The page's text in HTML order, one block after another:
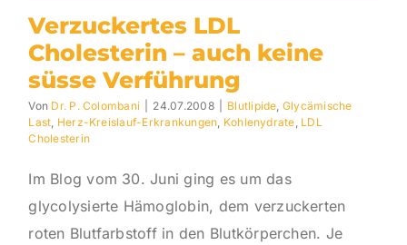
Verzuckertes LDL
Cholesterin – auch keine
süsse Verführung
Von Dr. P. Colombani 24.07.2008 Blutlipide, Glycämische
Last, Herz-Kreislauf-Erkrankungen, Kohlenydrate, LDL
Cholesterin
Im Blog vom 30. Juni ging es um das
glycolysierte Hämoglobin, dem verzuckerten
roten Blutfarbstoff in den Blutkörperchen. Je